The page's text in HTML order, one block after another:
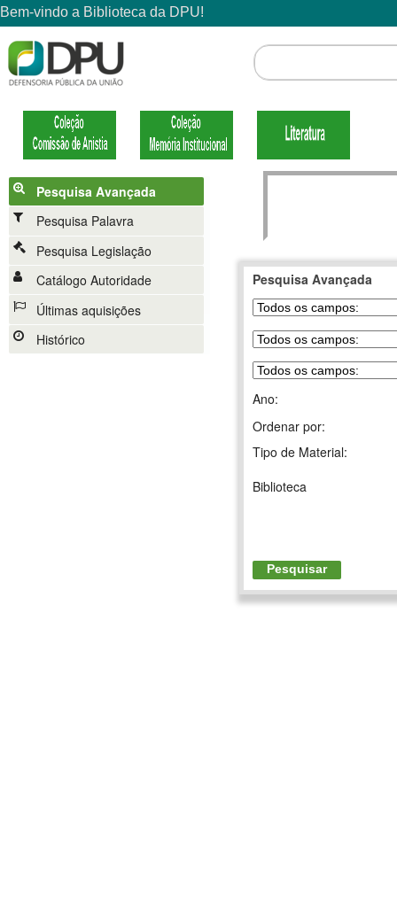
Pesquisa Avançada
Pesquisa Palavra
Pesquisa Legislação
Catálogo Autoridade
Últimas aquisições
Histórico
Pesquisa Avançada
Ano:
Ordenar por:
Tipo de Material:
Biblioteca
Pesquisar